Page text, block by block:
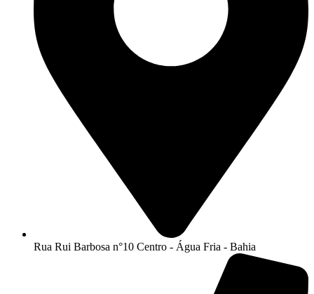
Rua Rui Barbosa n°10 Centro - Água Fria - Bahia